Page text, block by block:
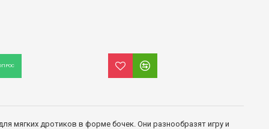
мягких дротиков в форме бочек. Они разнообразят игру и